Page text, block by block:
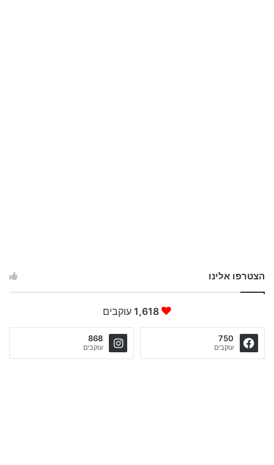
הצטרפו אלינו
1,618 עוקבים
750
עוקבים
868
עוקבים